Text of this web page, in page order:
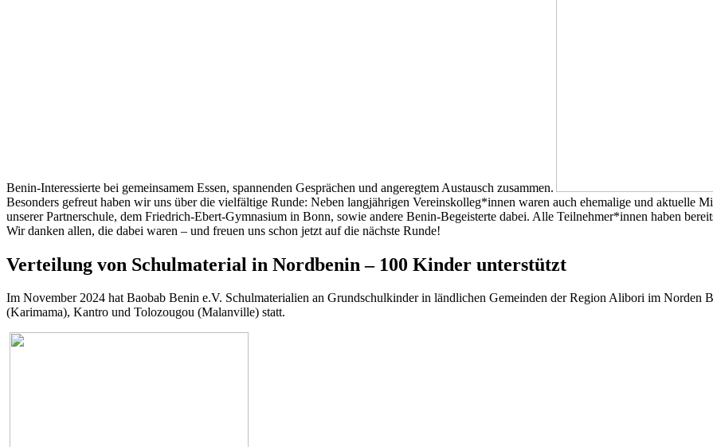
Benin-Interessierte bei gemeinsamem Essen, spannenden Gesprächen und angeregtem Austausch zusammen.
Besonders gefreut haben wir uns über die vielfältige Runde: Neben langjährigen Vereinskolleg*innen waren auch ehemalige und aktuelle
unserer Partnerschule, dem Friedrich-Ebert-Gymnasium in Bonn, sowie andere Benin-Begeisterte dabei. Alle Teilnehmer*innen haben
Wir danken allen, die dabei waren – und freuen uns schon jetzt auf die nächste Runde!
Verteilung von Schulmaterial in Nordbenin – 100 Kinder unterstützt
Im November 2024 hat Baobab Benin e.V. Schulmaterialien an Grundschulkinder in ländlichen Gemeinden der Region Alibori im
(Karimama), Kantro und Tolozougou (Malanville) statt.